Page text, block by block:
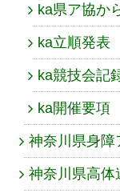
ka県ア協か
ka立順発表
ka競技会記
ka開催要項
神奈川県身障
神奈川県高体